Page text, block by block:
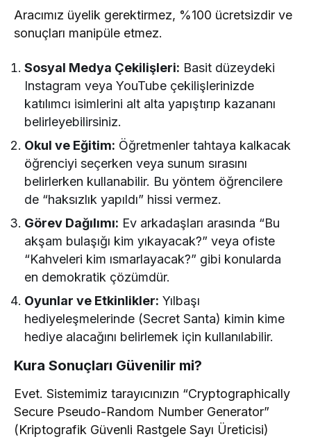
Aracımız üyelik gerektirmez, %100 ücretsizdir ve
sonuçları manipüle etmez.
Sosyal Medya Çekilişleri: Basit düzeydeki
Instagram veya YouTube çekilişlerinizde
katılımcı isimlerini alt alta yapıştırıp kazananı
belirleyebilirsiniz.
Okul ve Eğitim: Öğretmenler tahtaya kalkacak
öğrenciyi seçerken veya sunum sırasını
belirlerken kullanabilir. Bu yöntem öğrencilere
de “haksızlık yapıldı” hissi vermez.
Görev Dağılımı: Ev arkadaşları arasında “Bu
akşam bulaşığı kim yıkayacak?” veya ofiste
“Kahveleri kim ısmarlayacak?” gibi konularda
en demokratik çözümdür.
Oyunlar ve Etkinlikler: Yılbaşı
hediyeleşmelerinde (Secret Santa) kimin kime
hediye alacağını belirlemek için kullanılabilir.
Kura Sonuçları Güvenilir mi?
Evet. Sistemimiz tarayıcınızın “Cryptographically
Secure Pseudo-Random Number Generator”
(Kriptografik Güvenli Rastgele Sayı Üreticisi)